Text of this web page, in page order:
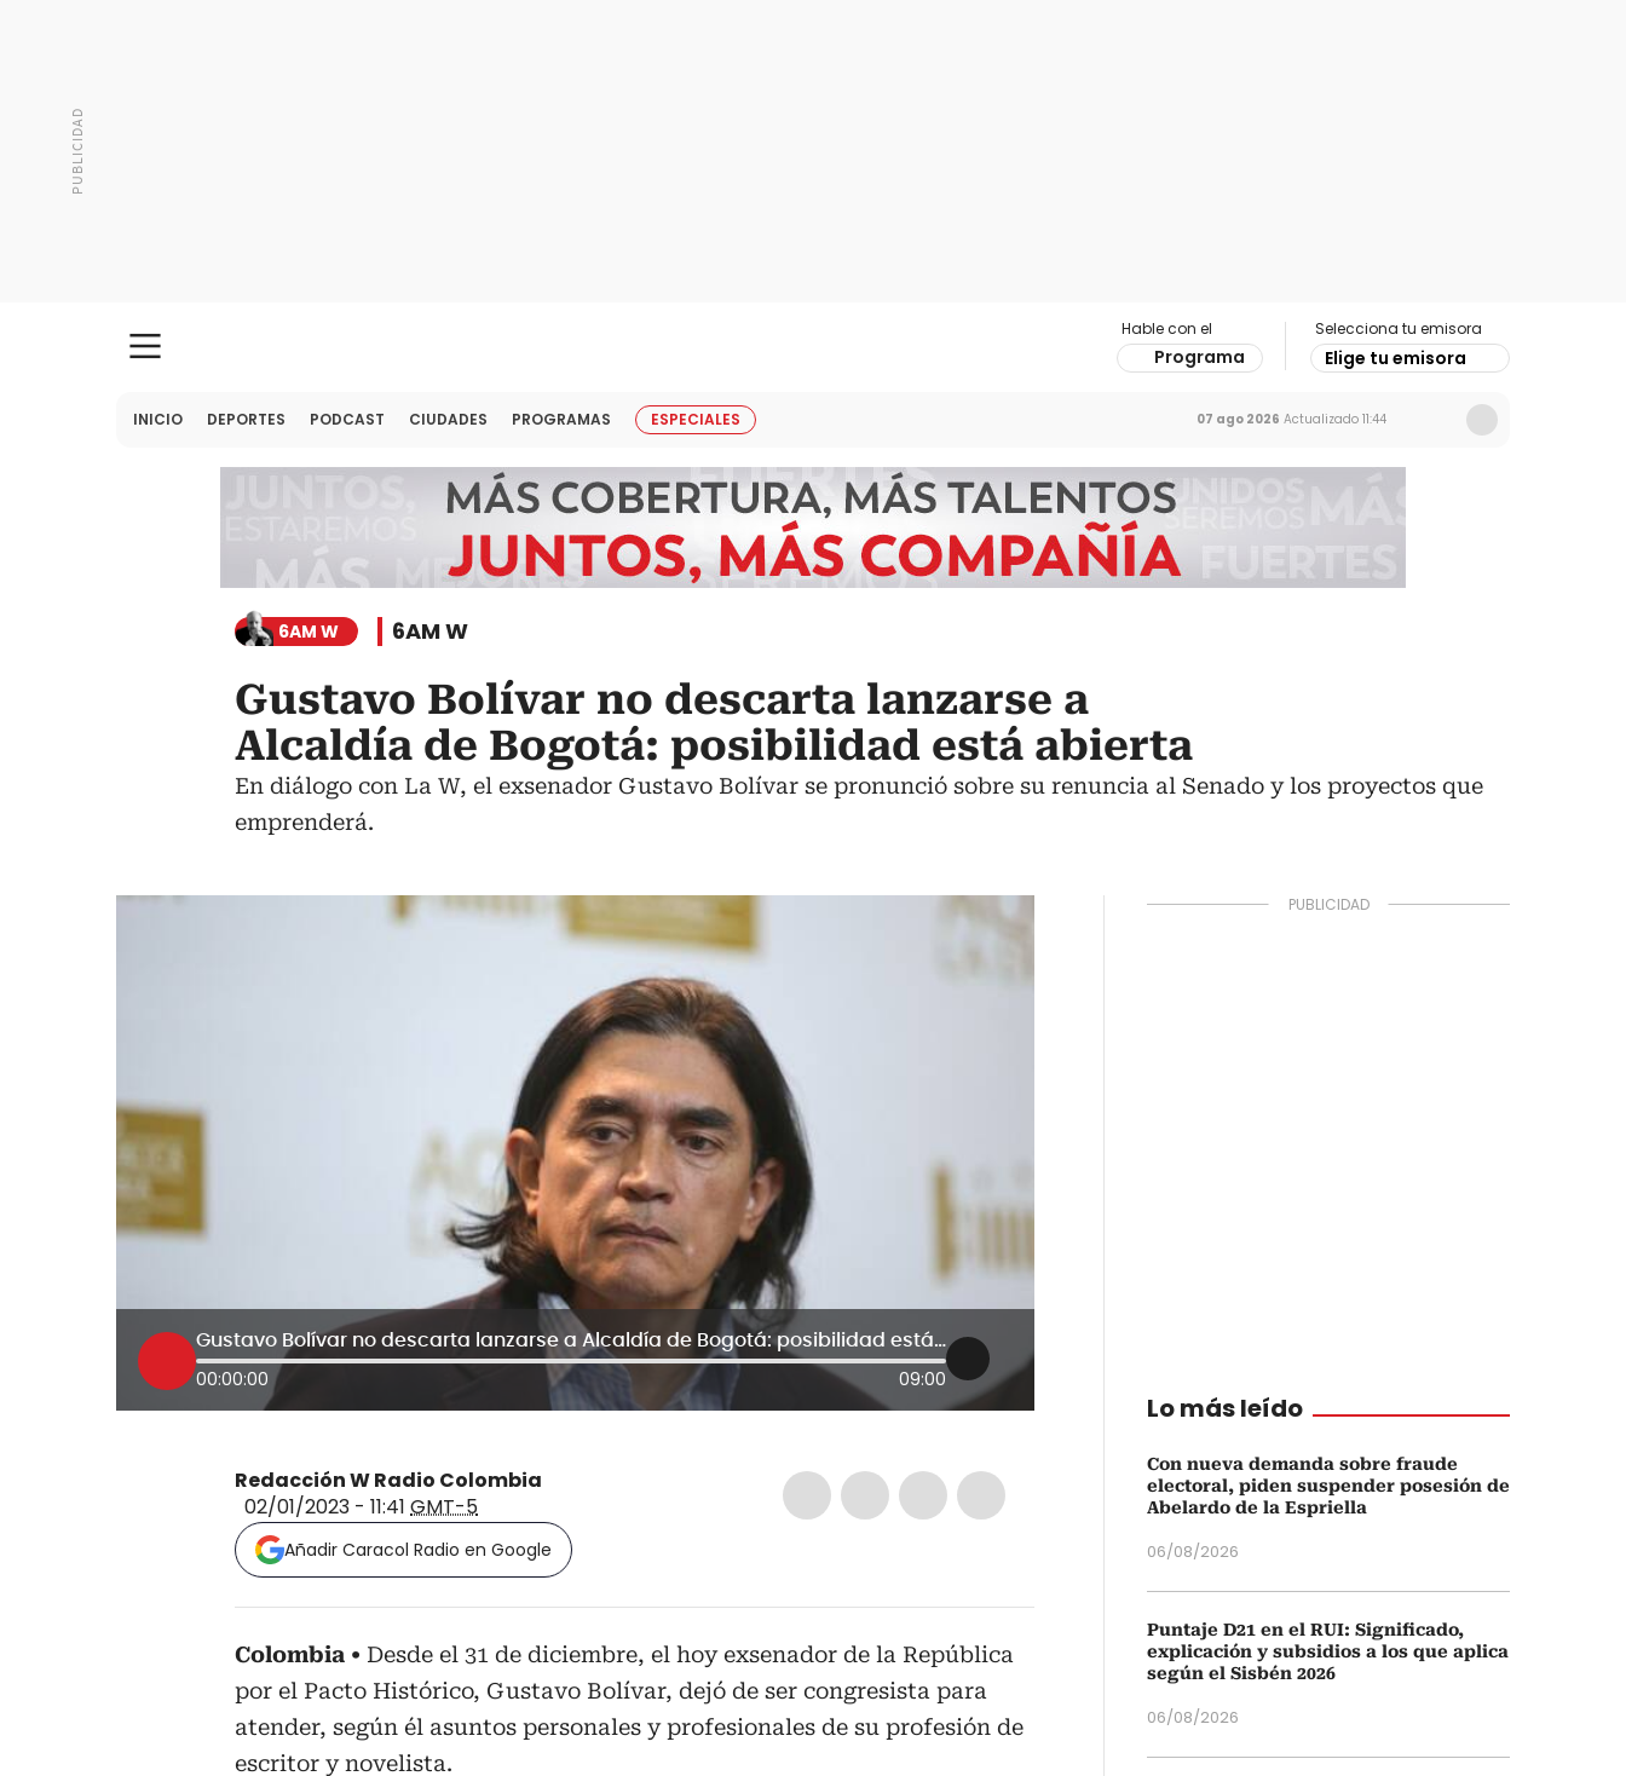
Hable con el
Programa
Selecciona tu emisora
Elige tu emisora
INICIO DEPORTES PODCAST CIUDADES PROGRAMAS ESPECIALES 07 ago 2026 Actualizado 11:44
6AM W 6AM W
Gustavo Bolívar no descarta lanzarse a
Alcaldía de Bogotá: posibilidad está abierta
En diálogo con La W, el exsenador Gustavo Bolívar se pronunció sobre su renuncia al Senado y los proyectos que
emprenderá.
Gustavo Bolívar no descarta lanzarse a Alcaldía de Bogotá: posibilidad está abierta
00:00:00 09:00
Redacción W Radio Colombia
02/01/2023 - 11:41 GMT-5
Añadir Caracol Radio en Google
Colombia
Desde el 31 de diciembre, el hoy exsenador de la República
por el Pacto Histórico, Gustavo Bolívar, dejó de ser congresista para
atender, según él asuntos personales y profesionales de su profesión de
escritor y novelista.
Lo más leído
Con nueva demanda sobre fraude
electoral, piden suspender posesión de
Abelardo de la Espriella
06/08/2026
Puntaje D21 en el RUI: Significado,
explicación y subsidios a los que aplica
según el Sisbén 2026
06/08/2026